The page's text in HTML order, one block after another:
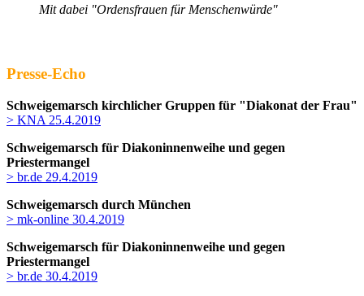
Mit dabei "Ordensfrauen für Menschenwürde"
Presse-Echo
Schweigemarsch kirchlicher Gruppen für "Diakonat der Frau"
> KNA 25.4.2019
Schweigemarsch für Diakoninnenweihe und gegen
Priestermangel
> br.de 29.4.2019
Schweigemarsch durch München
> mk-online 30.4.2019
Schweigemarsch für Diakoninnenweihe und gegen
Priestermangel
> br.de 30.4.2019